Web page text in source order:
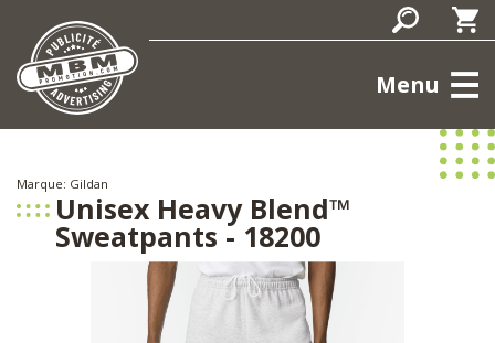
Menu
Marque: Gildan
Unisex Heavy Blend™
Sweatpants - 18200